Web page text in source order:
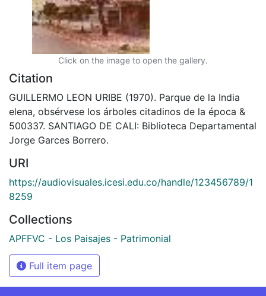
Click on the image to open the gallery.
Citation
GUILLERMO LEON URIBE (1970). Parque de la India
elena, obsérvese los árboles citadinos de la época &
500337. SANTIAGO DE CALI: Biblioteca Departamental
Jorge Garces Borrero.
URI
https://audiovisuales.icesi.edu.co/handle/123456789/1
8259
Collections
APFFVC - Los Paisajes - Patrimonial
Full item page